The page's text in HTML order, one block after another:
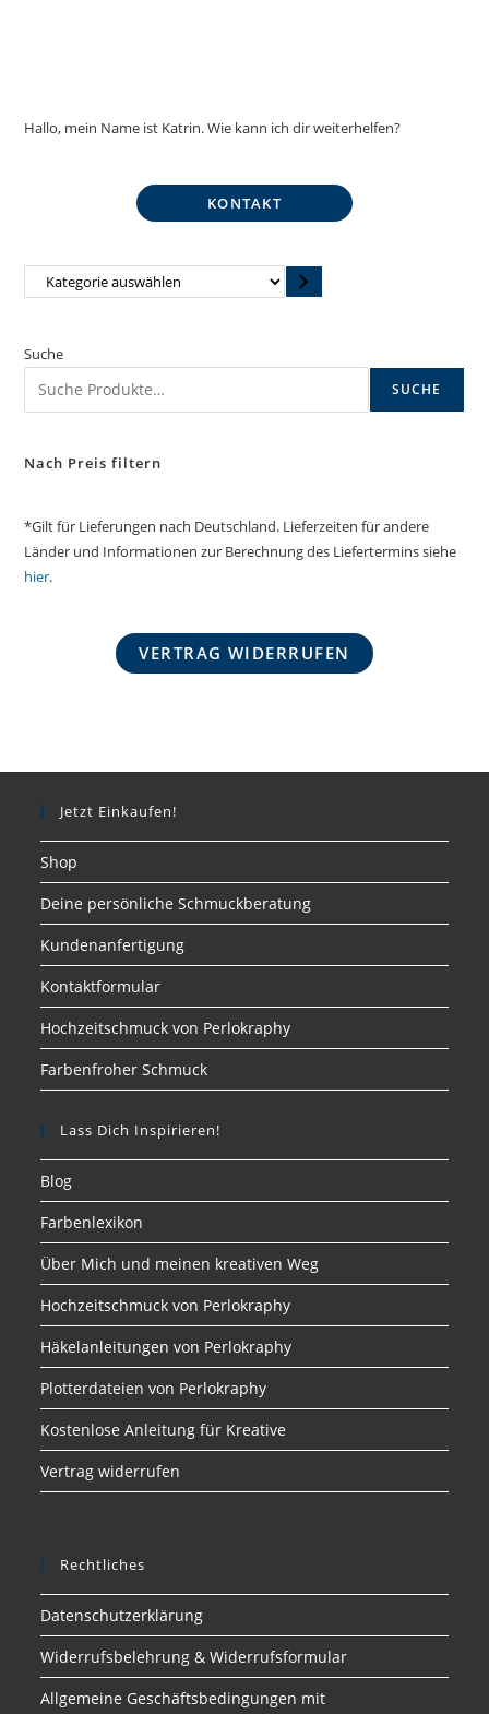
Hallo, mein Name ist Katrin. Wie kann ich dir weiterhelfen?
KONTAKT
Kategorie
Suche
SUCHE
Nach Preis filtern
*Gilt für Lieferungen nach Deutschland. Lieferzeiten für andere
Länder und Informationen zur Berechnung des Liefertermins siehe
hier.
VERTRAG WIDERRUFEN
Jetzt Einkaufen!
Shop
Deine persönliche Schmuckberatung
Kundenanfertigung
Kontaktformular
Hochzeitschmuck von Perlokraphy
Farbenfroher Schmuck
Lass Dich Inspirieren!
Blog
Farbenlexikon
Über Mich und meinen kreativen Weg
Hochzeitschmuck von Perlokraphy
Häkelanleitungen von Perlokraphy
Plotterdateien von Perlokraphy
Kostenlose Anleitung für Kreative
Vertrag widerrufen
Rechtliches
Datenschutzerklärung
Widerrufsbelehrung & Widerrufsformular
Allgemeine Geschäftsbedingungen mit